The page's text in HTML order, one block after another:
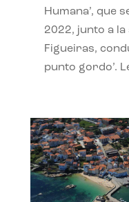
Humana’, que
2022, junto a
Figueiras,
punto gordo’.